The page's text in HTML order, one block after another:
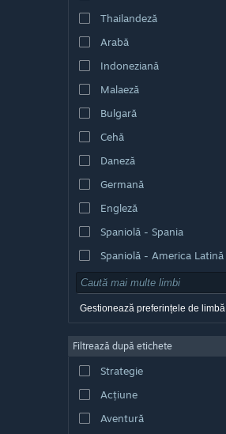
Thailandeză
Arabă
Indoneziană
Malaeză
Bulgară
Cehă
Daneză
Germană
Engleză
Spaniolă - Spania
Spaniolă - America Latină
Gestionează preferințele de limbă
Filtrează după etichete
Strategie
Acțiune
Aventură